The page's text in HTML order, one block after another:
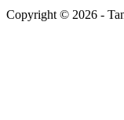
Copyright © 2026 -